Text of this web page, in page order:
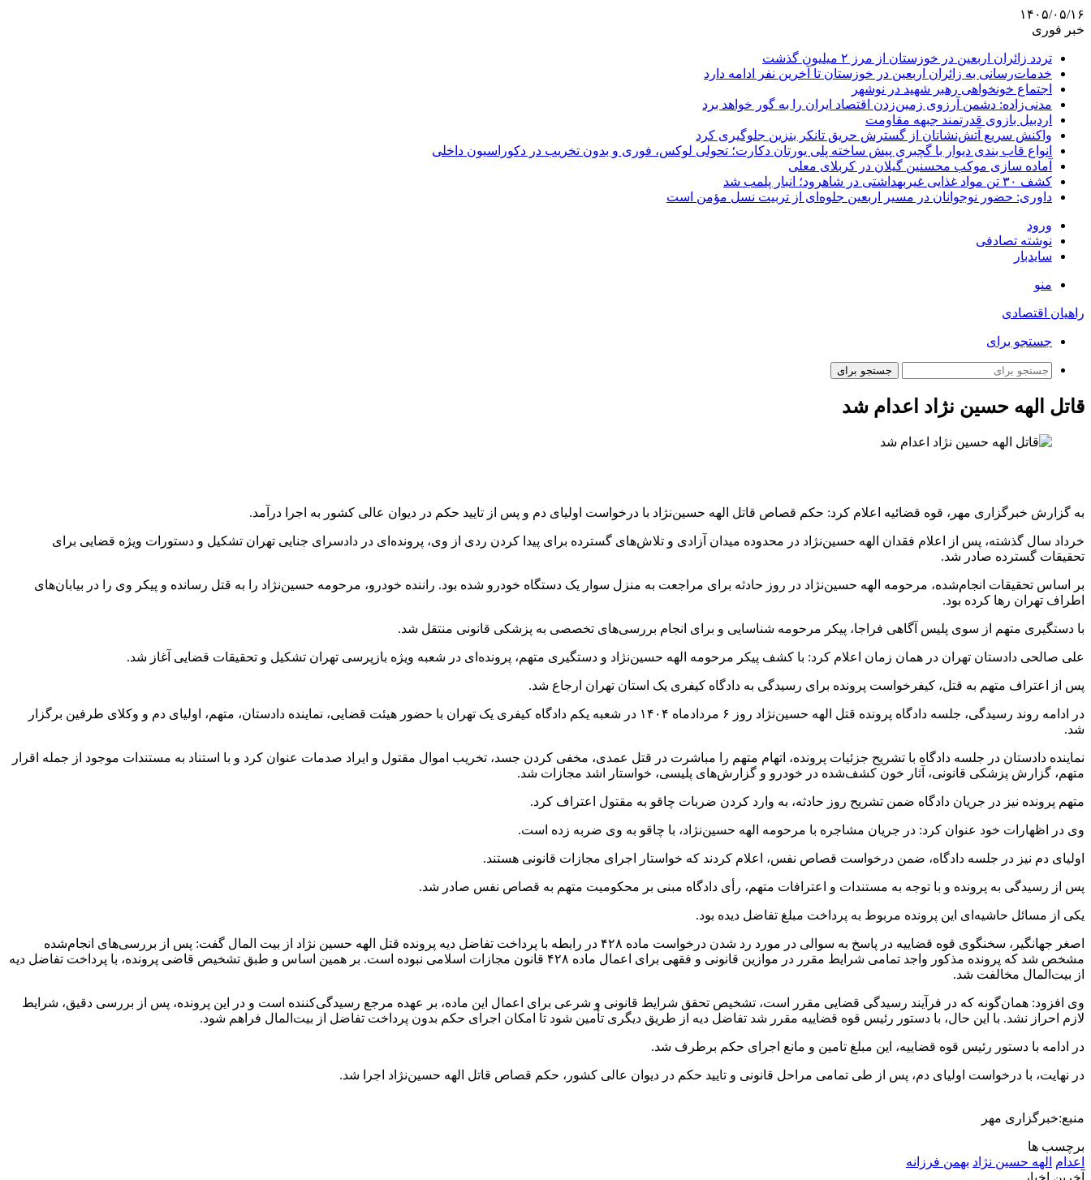
۱۴۰۵/۰۵/۱۶
خبر فوری
تردد زائران اربعین در خوزستان از مرز ۲ میلیون گذشت
خدمات‌رسانی به زائران اربعین در خوزستان تا آخرین نفر ادامه دارد
اجتماع خونخواهی رهبر شهید در نوشهر
مدنی‌زاده: دشمن آرزوی زمین‌زدن اقتصاد ایران را به گور خواهد برد
اردبیل بازوی قدرتمند جبهه مقاومت
واکنش سریع آتش‌نشانان از گسترش حریق تانکر بنزین جلوگیری کرد
انواع قاب بندی دیوار با گچبری پیش ساخته پلی یورتان دکارت؛ تحولی لوکس، فوری و بدون تخریب در دکوراسیون داخلی
آماده سازی موکب محسنین گیلان در کربلای معلی
کشف ۳۰ تن مواد غذایی غیربهداشتی در شاهرود؛ انبار پلمب شد
داوری: حضور نوجوانان در مسیر اربعین جلوه‌ای از تربیت نسل مؤمن است
ورود
نوشته تصادفی
سایدبار
منو
راهیان اقتصادی
جستجو برای
جستجو برای
قاتل الهه حسین نژاد اعدام شد
به گزارش خبرگزاری مهر، قوه قضائیه اعلام کرد: حکم قصاص قاتل الهه حسین‌نژاد با درخواست اولیای دم و پس از تایید حکم در دیوان عالی کشور به اجرا درآمد.
خرداد سال گذشته، پس از اعلام فقدان الهه حسین‌نژاد در محدوده میدان آزادی و تلاش‌های گسترده برای پیدا کردن ردی از وی، پرونده‌ای در دادسرای جنایی تهران تشکیل و دستورات ویژه قضایی برای
تحقیقات گسترده صادر شد.
بر اساس تحقیقات انجام‌شده، مرحومه الهه حسین‌نژاد در روز حادثه برای مراجعت به منزل سوار یک دستگاه خودرو شده بود. راننده خودرو، مرحومه حسین‌نژاد را به قتل رسانده و پیکر وی را در بیابان‌های
اطراف تهران رها کرده بود.
با دستگیری متهم از سوی پلیس آگاهی فراجا، پیکر مرحومه شناسایی و برای انجام بررسی‌های تخصصی به پزشکی قانونی منتقل شد.
علی صالحی دادستان تهران در همان زمان اعلام کرد: با کشف پیکر مرحومه الهه حسین‌نژاد و دستگیری متهم، پرونده‌ای در شعبه ویژه بازپرسی تهران تشکیل و تحقیقات قضایی آغاز شد.
پس از اعتراف متهم به قتل، کیفرخواست پرونده برای رسیدگی به دادگاه کیفری یک استان تهران ارجاع شد.
در ادامه روند رسیدگی، جلسه دادگاه پرونده قتل الهه حسین‌نژاد روز ۶ مردادماه ۱۴۰۴ در شعبه یکم دادگاه کیفری یک تهران با حضور هیئت قضایی، نماینده دادستان، متهم، اولیای دم و وکلای طرفین برگزار
شد.
نماینده دادستان در جلسه دادگاه با تشریح جزئیات پرونده، اتهام متهم را مباشرت در قتل عمدی، مخفی کردن جسد، تخریب اموال مقتول و ایراد صدمات عنوان کرد و با استناد به مستندات موجود از جمله اقرار
متهم، گزارش پزشکی قانونی، آثار خون کشف‌شده در خودرو و گزارش‌های پلیسی، خواستار اشد مجازات شد.
متهم پرونده نیز در جریان دادگاه ضمن تشریح روز حادثه، به وارد کردن ضربات چاقو به مقتول اعتراف کرد.
وی در اظهارات خود عنوان کرد: در جریان مشاجره با مرحومه الهه حسین‌نژاد، با چاقو به وی ضربه زده است.
اولیای دم نیز در جلسه دادگاه، ضمن درخواست قصاص نفس، اعلام کردند که خواستار اجرای مجازات قانونی هستند.
پس از رسیدگی به پرونده و با توجه به مستندات و اعترافات متهم، رأی دادگاه مبنی بر محکومیت متهم به قصاص نفس صادر شد.
یکی از مسائل حاشیه‌ای این پرونده مربوط به پرداخت مبلغ تفاضل دیده بود.
اصغر جهانگیر، سخنگوی قوه قضاییه در پاسخ به سوالی در مورد رد شدن درخواست ماده ۴۲۸ در رابطه با پرداخت تفاضل دیه پرونده قتل الهه حسین نژاد از بیت المال گفت: پس از بررسی‌های انجام‌شده
مشخص شد که پرونده مذکور واجد تمامی شرایط مقرر در موازین قانونی و فقهی برای اعمال ماده ۴۲۸ قانون مجازات اسلامی نبوده است. بر همین اساس و طبق تشخیص قاضی پرونده، با پرداخت تفاضل دیه
از بیت‌المال مخالفت شد.
وی افزود: همان‌گونه که در فرآیند رسیدگی قضایی مقرر است، تشخیص تحقق شرایط قانونی و شرعی برای اعمال این ماده، بر عهده مرجع رسیدگی‌کننده است و در این پرونده، پس از بررسی دقیق، شرایط
لازم احراز نشد. با این حال، با دستور رئیس قوه قضاییه مقرر شد تفاضل دیه از طریق دیگری تأمین شود تا امکان اجرای حکم بدون پرداخت تفاضل از بیت‌المال فراهم شود.
در ادامه با دستور رئیس قوه قضاییه، این مبلغ تامین و مانع اجرای حکم برطرف شد.
در نهایت، با درخواست اولیای دم، پس از طی تمامی مراحل قانونی و تایید حکم در دیوان عالی کشور، حکم قصاص قاتل الهه حسین‌نژاد اجرا شد.
منبع:خبرگزاری مهر
برچسب ها
اعدام الهه حسین نژاد بهمن فرزانه
آخرین اخبار